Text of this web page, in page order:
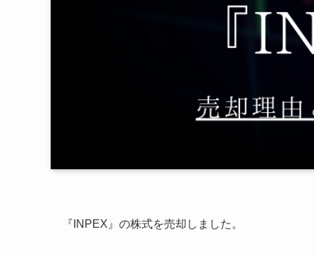
『INPEX』の株式を売却しました。